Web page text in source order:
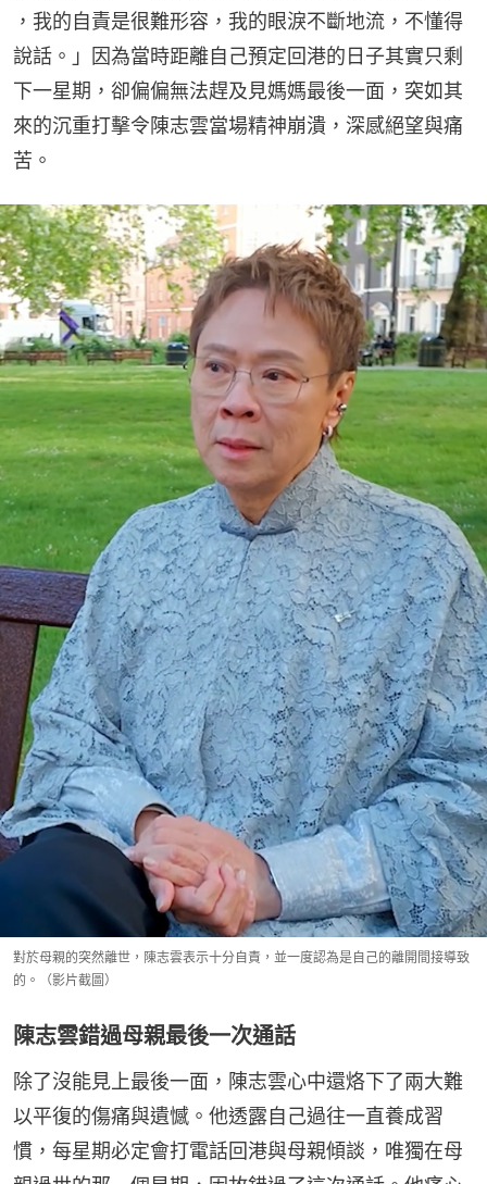
，我的自責是很難形容，我的眼淚不斷地流，不懂得
說話。」因為當時距離自己預定回港的日子其實只剩
下一星期，卻偏偏無法趕及見媽媽最後一面，突如其
來的沉重打擊令陳志雲當場精神崩潰，深感絕望與痛
苦。
對於母親的突然離世，陳志雲表示十分自責，並一度認為是自己的離開間接導致
的。（影片截圖）
陳志雲錯過母親最後一次通話
除了沒能見上最後一面，陳志雲心中還烙下了兩大難
以平復的傷痛與遺憾。他透露自己過往一直養成習
慣，每星期必定會打電話回港與母親傾談，唯獨在母